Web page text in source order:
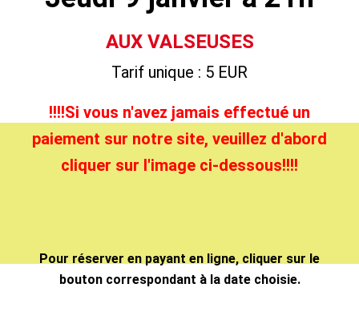
AUX VALSEUSES
Tarif unique : 5 EUR
!!!!Si vous n'avez jamais effectué un
paiement sur notre site, veuillez d'abord
cliquer sur l'image ci-dessous!!!!
Pour réserver en payant en ligne, cliquer sur le
bouton correspondant à la date choisie.